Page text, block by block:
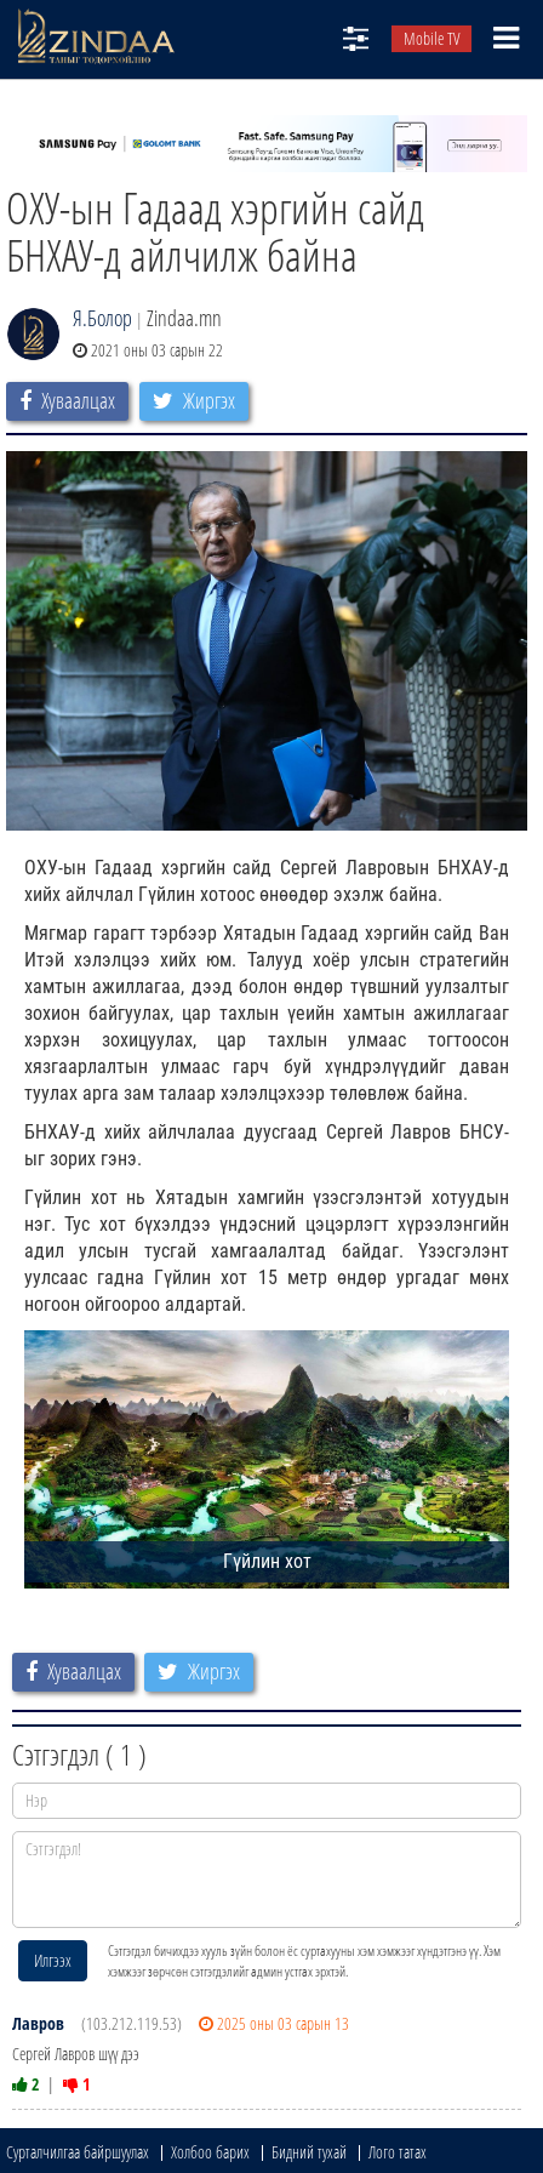
Mobile TV
ТВ8
ӨГЛӨӨНИЙ СОНИН
АУДИО ЗОХИОЛ
ЗИНДАА СЭТГҮҮЛ
ОХУ-ын Гадаад хэргийн сайд
БНХАУ-д айлчилж байна
Я.Болор | Zindaa.mn
2021 оны 03 сарын 22
Хуваалцах Жиргэх
ОХУ-ын Гадаад хэргийн сайд Сергей Лавровын БНХАУ-д
хийх айлчлал Гүйлин хотоос өнөөдөр эхэлж байна.
Мягмар гарагт тэрбээр Хятадын Гадаад хэргийн сайд Ван
Итэй хэлэлцээ хийх юм. Талууд хоёр улсын стратегийн
хамтын ажиллагаа, дээд болон өндөр түвшний уулзалтыг
зохион байгуулах, цар тахлын үеийн хамтын ажиллагааг
хэрхэн зохицуулах, цар тахлын улмаас тогтоосон
хязгаарлалтын улмаас гарч буй хүндрэлүүдийг даван
туулах арга зам талаар хэлэлцэхээр төлөвлөж байна.
БНХАУ-д хийх айлчлалаа дуусгаад Сергей Лавров БНСУ-
ыг зорих гэнэ.
Гүйлин хот нь Хятадын хамгийн үзэсгэлэнтэй хотуудын
нэг. Тус хот бүхэлдээ үндэсний цэцэрлэгт хүрээлэнгийн
адил улсын тусгай хамгаалалтад байдаг. Үзэсгэлэнт
уулсаас гадна Гүйлин хот 15 метр өндөр ургадаг мөнх
ногоон ойгоороо алдартай.
Хуваалцах Жиргэх
Сэтгэгдэл ( 1 )
Илгээх
Сэтгэгдэл бичихдээ хууль зүйн болон ёс суртахууны хэм хэмжээг хүндэтгэнэ үү. Хэм
хэмжээг зөрчсөн сэтгэгдэлийг админ устгах эрхтэй.
Лавров (103.212.119.53)
2025 оны 03 сарын 13
Сергей Лавров шүү дээ
2 | 1
Сурталчилгаа байршуулах Холбоо барих Бидний тухай
Лого татах